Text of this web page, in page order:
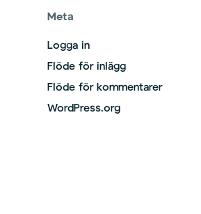
Meta
Logga in
Flöde för inlägg
Flöde för kommentarer
WordPress.org